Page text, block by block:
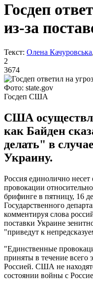
Госдеп
из-за
Текст: Олена Качуровська
2
3674
Фото: state.gov
Госдеп США
США
как Байден
делать" в
Украину.
Россия единолично несет
провокации
брифинге в пятницу, 16
Государственного
комментируя слова
поставки Украине
"приведут к
"Единственные
приняты в течение всего
Россией. США не
состоянии войны с